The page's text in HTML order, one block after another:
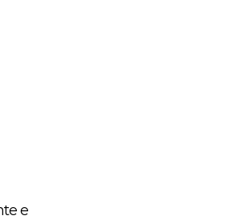
e